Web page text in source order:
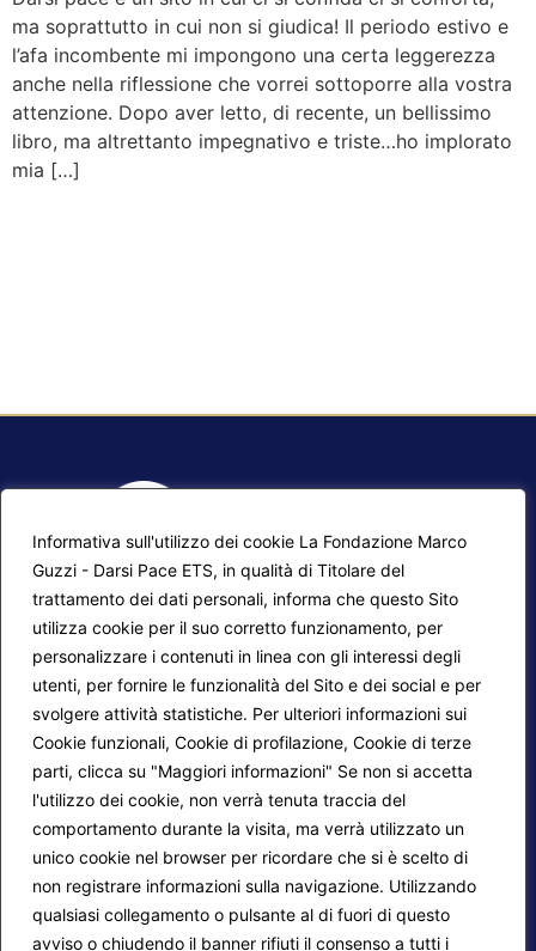
Informativa sull'utilizzo dei cookie La Fondazione Marco
Guzzi - Darsi Pace ETS, in qualità di Titolare del
trattamento dei dati personali, informa che questo Sito
utilizza cookie per il suo corretto funzionamento, per
personalizzare i contenuti in linea con gli interessi degli
utenti, per fornire le funzionalità del Sito e dei social e per
svolgere attività statistiche. Per ulteriori informazioni sui
Cookie funzionali, Cookie di profilazione, Cookie di terze
parti, clicca su "Maggiori informazioni" Se non si accetta
l'utilizzo dei cookie, non verrà tenuta traccia del
comportamento durante la visita, ma verrà utilizzato un
unico cookie nel browser per ricordare che si è scelto di
non registrare informazioni sulla navigazione. Utilizzando
qualsiasi collegamento o pulsante al di fuori di questo
avviso o chiudendo il banner rifiuti il consenso a tutti i
ma soprattutto in cui non si giudica! Il periodo estivo e
l’afa incombente mi impongono una certa leggerezza
anche nella riflessione che vorrei sottoporre alla vostra
attenzione. Dopo aver letto, di recente, un bellissimo
libro, ma altrettanto impegnativo e triste…ho implorato
mia […]
Mappa del sito
Progetti Darsi Pace
Login redattori
Calendario corsi
Privacy Policy
Cookie Policy
Seguici su: